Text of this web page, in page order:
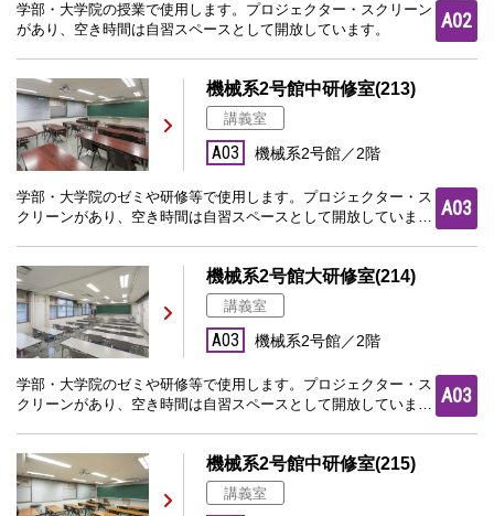
学部・大学院の授業で使用します。プロジェクター・スクリーン
があり、空き時間は自習スペースとして開放しています。
A02
機械系2号館中研修室(213)
講義室
A03 機械系2号館／2階
学部・大学院のゼミや研修等で使用します。プロジェクター・ス
クリーンがあり、空き時間は自習スペースとして開放していま
A03
機械系2号館大研修室(214)
講義室
A03 機械系2号館／2階
学部・大学院のゼミや研修等で使用します。プロジェクター・ス
クリーンがあり、空き時間は自習スペースとして開放していま
A03
機械系2号館中研修室(215)
講義室